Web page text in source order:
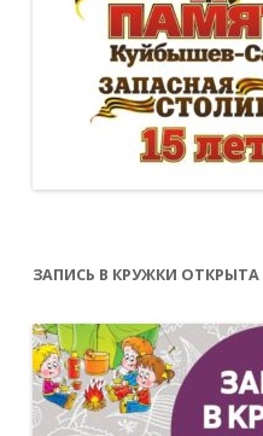
ЗАПИСЬ В КРУЖКИ ОТКРЫТА